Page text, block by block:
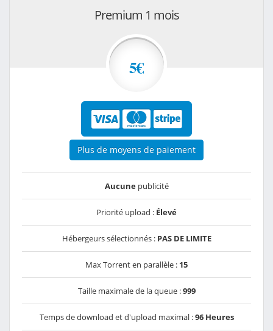
Premium 1 mois
5€
Plus de moyens de paiement
Aucunepublicité
Priorité upload : Élevé
Hébergeurs sélectionnés : PAS DE LIMITE
Max Torrent en parallèle : 15
Taille maximale de la queue :999
Temps de download et d'upload maximal :96 Heures